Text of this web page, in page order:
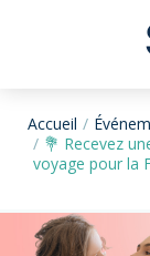
Accueil
💐 Recevez
voyage pour la